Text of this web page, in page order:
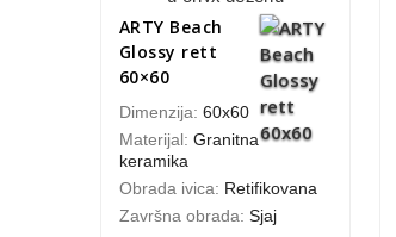
ARTY Beach
Glossy rett
60×60
Dimenzija: 60x60
Materijal: Granitna
keramika
Obrada ivica: Retifikovana
Završna obrada: Sjaj